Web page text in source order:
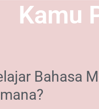
Kamu
Bahasa